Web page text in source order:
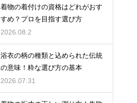
着物の着付けの資格はどれがおす
すめ？プロを目指す選び方
2026.08.2
浴衣の柄の種類と込められた伝統
の意味！粋な選び方の基本
2026.07.31